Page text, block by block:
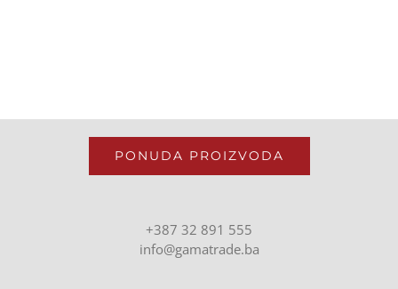
PONUDA PROIZVODA
+387 32 891 555
info@gamatrade.ba